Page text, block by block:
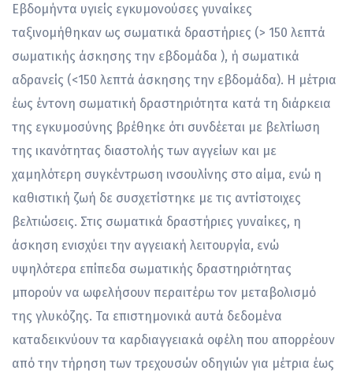
Εβδομήντα υγιείς εγκυμονούσες γυναίκες
ταξινομήθηκαν ως σωματικά δραστήριες (> 150 λεπτά
σωματικής άσκησης την εβδομάδα ), ή σωματικά
αδρανείς (<150 λεπτά άσκησης την εβδομάδα). Η μέτρια
έως έντονη σωματική δραστηριότητα κατά τη διάρκεια
της εγκυμοσύνης βρέθηκε ότι συνδέεται με βελτίωση
της ικανότητας διαστολής των αγγείων και με
χαμηλότερη συγκέντρωση ινσουλίνης στο αίμα, ενώ η
καθιστική ζωή δε συσχετίστηκε με τις αντίστοιχες
βελτιώσεις. Στις σωματικά δραστήριες γυναίκες, η
άσκηση ενισχύει την αγγειακή λειτουργία, ενώ
υψηλότερα επίπεδα σωματικής δραστηριότητας
μπορούν να ωφελήσουν περαιτέρω τον μεταβολισμό
της γλυκόζης. Τα επιστημονικά αυτά δεδομένα
καταδεικνύουν τα καρδιαγγειακά οφέλη που απορρέουν
από την τήρηση των τρεχουσών οδηγιών για μέτρια έως